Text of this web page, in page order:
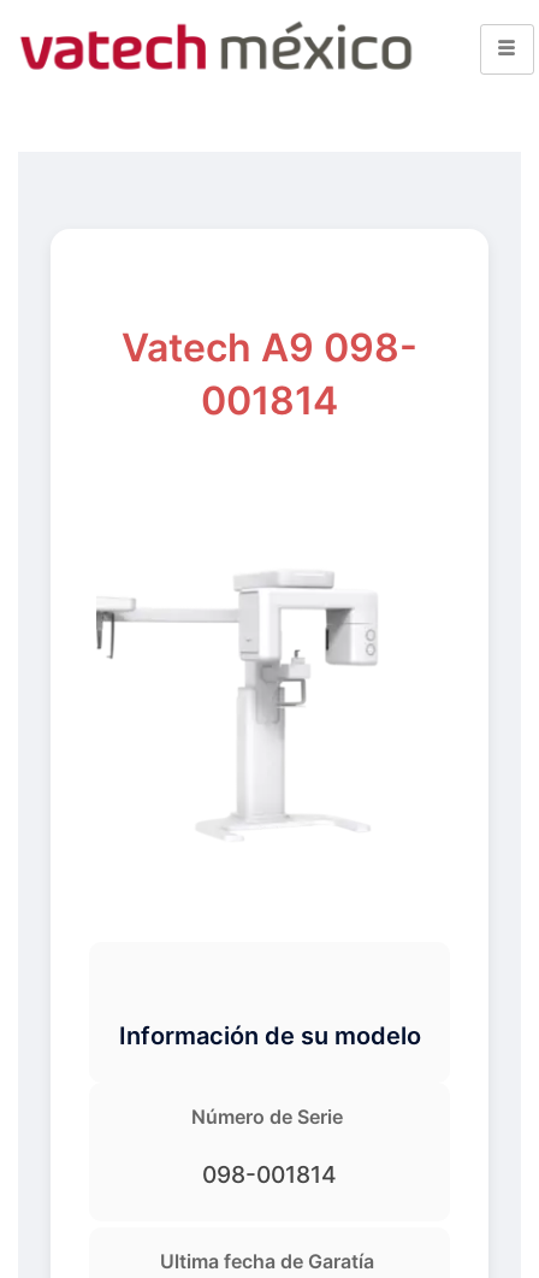
Vatech A9 098-
001814
Información de su modelo
Número de Serie
098-001814
Ultima fecha de Garatía